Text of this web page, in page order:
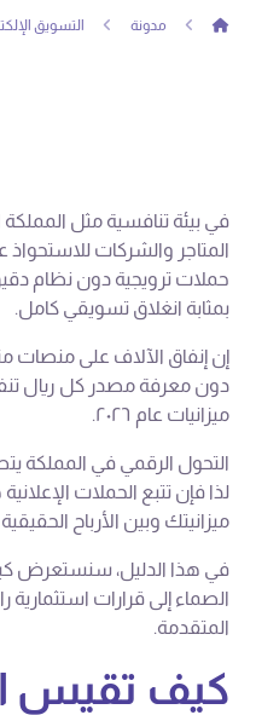
مدونة التسويق
في بيئة تنافسية مثل
المتاجر والشركات
حملات ترويجية دون نظام دقيق
بمثابة انغلاق تسويقي كامل.
إن إنفاق الآلاف على منصات
دون معرفة مصدر كل ريال
ميزانيات عام ٢٠٢٦.
التحول الرقمي في المملكة
لذا فإن تتبع الحملات
ميزانيتك وبين الأرباح
في هذا الدليل، سنستعرض
الصماء إلى قرارات
المتقدمة.
كيف تقيس